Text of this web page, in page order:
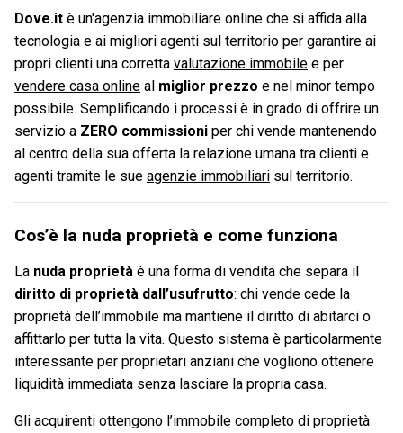
Dove.it è un'agenzia immobiliare online che si affida alla
tecnologia e ai migliori agenti sul territorio per garantire ai
propri clienti una corretta valutazione immobile e per
vendere casa online al miglior prezzo e nel minor tempo
possibile. Semplificando i processi è in grado di offrire un
servizio a ZERO commissioni per chi vende mantenendo
al centro della sua offerta la relazione umana tra clienti e
agenti tramite le sue agenzie immobiliari sul territorio.
Cos’è la nuda proprietà e come funziona
La nuda proprietà è una forma di vendita che separa il
diritto di proprietà dall’usufrutto: chi vende cede la
proprietà dell’immobile ma mantiene il diritto di abitarci o
affittarlo per tutta la vita. Questo sistema è particolarmente
interessante per proprietari anziani che vogliono ottenere
liquidità immediata senza lasciare la propria casa.
Gli acquirenti ottengono l’immobile completo di proprietà